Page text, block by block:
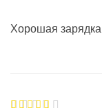
Хорошая зарядка